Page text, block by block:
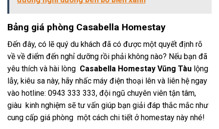
Bảng giá phòng Casabella Homestay
Đến đây, có lẽ quý du khách đã có được một quyết định rõ
về về điểm đến nghỉ dưỡng rồi phải không nào? Nếu bạn đã
yêu thích và hài lòng Casabella Homestay Vũng Tàu lộng
lẫy, kiêu sa này, hãy nhấc máy điện thoại lên và liên hệ ngay
vào hotline: 0943 333 333, đội ngũ chuyên viên tận tâm,
giàu kinh nghiệm sẽ tư vấn giúp bạn giải đáp thắc mắc như
cung cấp giá phòng một cách chi tiết ở homestay này nhé!